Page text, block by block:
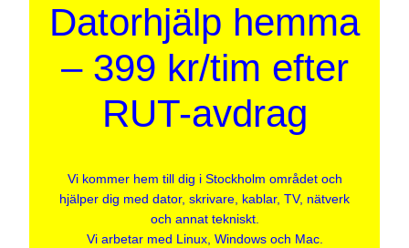
Datorhjälp hemma
– 399 kr/tim efter
RUT-avdrag
Vi kommer hem till dig i Stockholm området och
hjälper dig med dator, skrivare, kablar, TV, nätverk
och annat tekniskt.
Vi arbetar med Linux, Windows och Mac.